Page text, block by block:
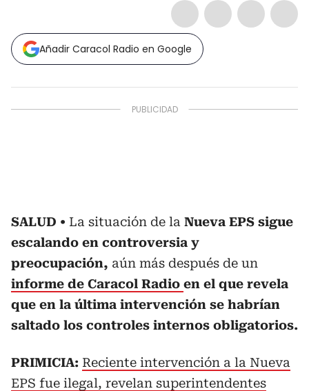
Añadir Caracol Radio en Google
SALUD La situación de la Nueva EPS sigue
escalando en controversia y
preocupación, aún más después de un
informe de Caracol Radio en el que revela
que en la última intervención se habrían
saltado los controles internos obligatorios.
PRIMICIA: Reciente intervención a la Nueva
EPS fue ilegal, revelan superintendentes